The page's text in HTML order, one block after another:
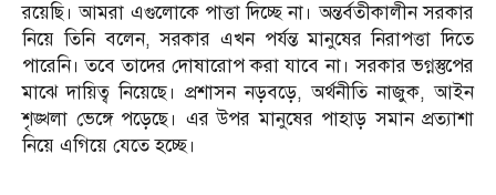
রয়েছি। আমরা এগুলোকে পাত্তা দিচ্ছে না। অন্তর্বতীকালীন সরকার
নিয়ে তিনি বলেন, সরকার এখন পর্যন্ত মানুষের নিরাপত্তা দিতে
পারেনি। তবে তাদের দোষারোপ করা যাবে না। সরকার ভগ্নস্তুপের
মাঝে দায়িত্ব নিয়েছে। প্রশাসন নড়বড়ে, অর্থনীতি নাজুক, আইন
শৃঙ্খলা ভেঙ্গে পড়েছে। এর উপর মানুষের পাহাড় সমান প্রত্যাশা
নিয়ে এগিয়ে যেতে হচ্ছে।